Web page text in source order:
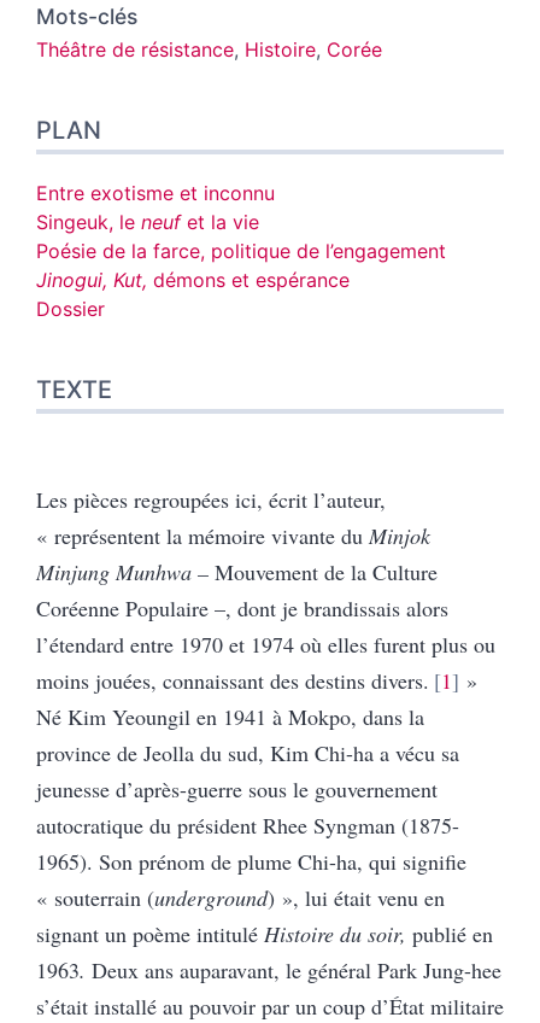
Notes
Citer cet article
Mots-clés
Théâtre de résistance, Histoire, Corée
PLAN
Entre exotisme et inconnu
Singeuk, le neufet la vie
Poésie de la farce, politique de l’engagement
Jinogui, Kut, démons et espérance
Dossier
TEXTE
Les pièces regroupées ici, écrit l’auteur,
« représentent la mémoire vivante du Minjok
Minjung Munhwa – Mouvement de la Culture
Coréenne Populaire –, dont je brandissais alors
l’étendard entre 1970 et 1974 où elles furent plus ou
moins jouées, connaissant des destins divers. 1
»
Né Kim Yeoungil en 1941 à Mokpo, dans la
province de Jeolla du sud, Kim Chi-ha a vécu sa
jeunesse d’après-guerre sous le gouvernement
autocratique du président Rhee Syngman (1875-
1965). Son prénom de plume Chi-ha, qui signifie
« souterrain (underground) », lui était venu en
signant un poème intitulé Histoire du soir, publié en
1963. Deux ans auparavant, le général Park Jung-hee
s’était installé au pouvoir par un coup d’État militaire